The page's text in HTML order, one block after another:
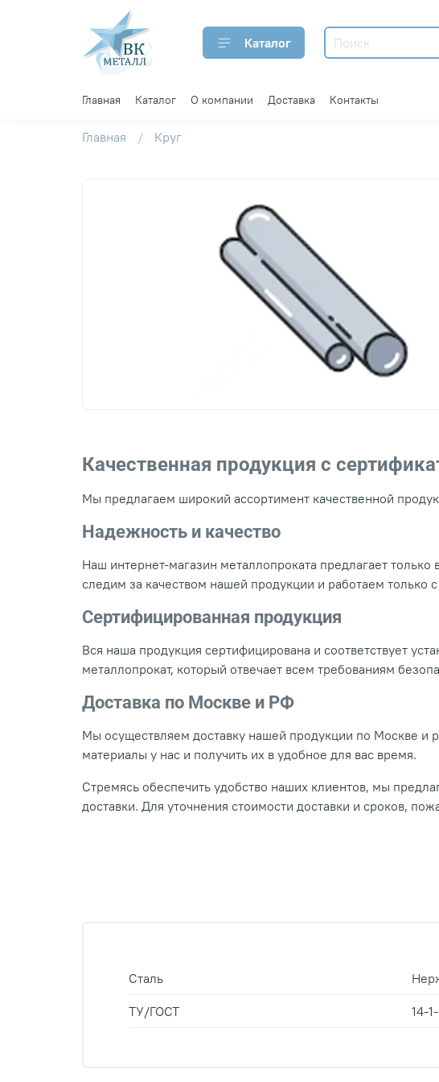
Каталог
Главная Каталог О компании Доставка Контакты
Главная Круг
Качественная продукция с
Мы предлагаем широкий ассортимент качественной
Надежность и качество
Наш интернет-магазин металлопроката предлагает
следим за качеством нашей продукции и работаем
Сертифицированная продукция
Вся наша продукция сертифицирована и соответствует
металлопрокат, который отвечает всем требованиям
Доставка по Москве и РФ
Мы осуществляем доставку нашей продукции по Москве и
материалы у нас и получить их в удобное для вас время.
Стремясь обеспечить удобство наших клиентов, мы
доставки. Для уточнения стоимости доставки и сроков,
Сталь
ТУ/ГОСТ 14-